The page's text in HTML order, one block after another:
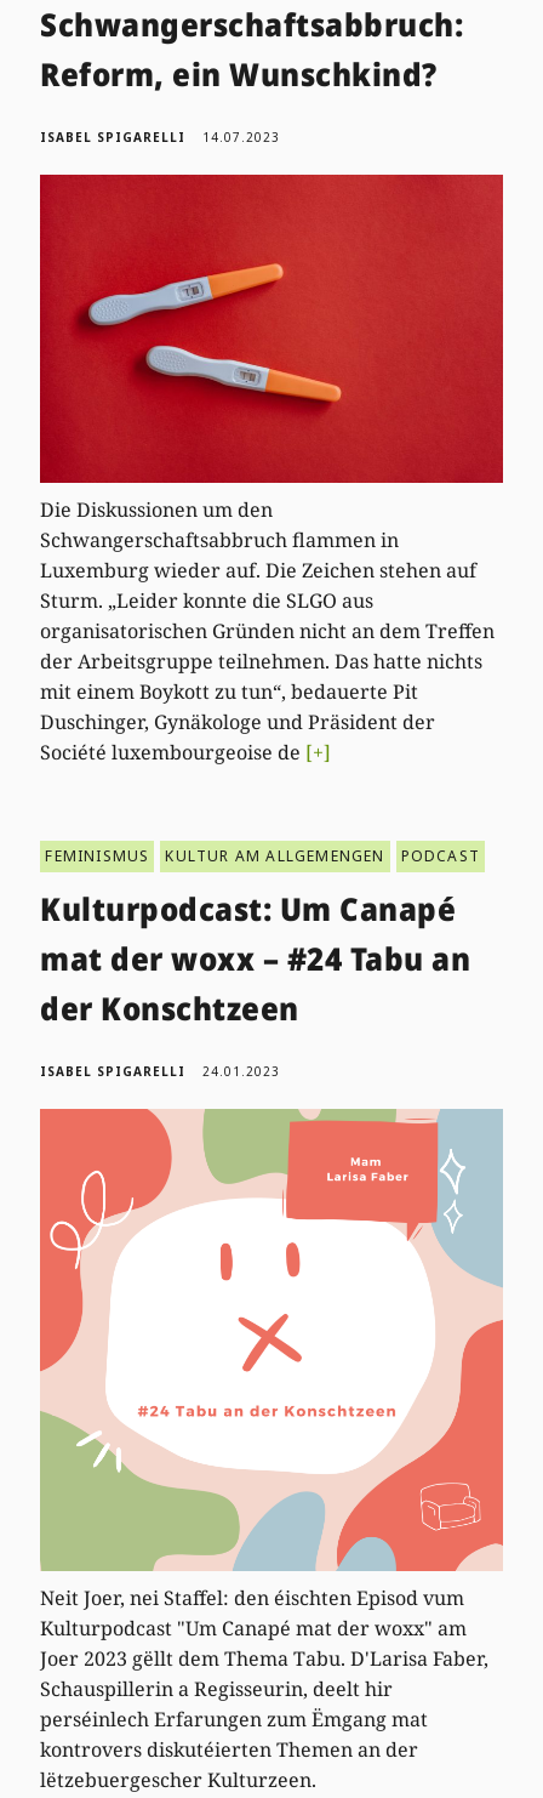
Schwangerschaftsabbruch:
Reform, ein Wunschkind?
ISABEL SPIGARELLI 14.07.2023
Die Diskussionen um den
Schwangerschaftsabbruch flammen in
Luxemburg wieder auf. Die Zeichen stehen auf
Sturm. „Leider konnte die SLGO aus
organisatorischen Gründen nicht an dem Treffen
der Arbeitsgruppe teilnehmen. Das hatte nichts
mit einem Boykott zu tun“, bedauerte Pit
Duschinger, Gynäkologe und Präsident der
Société luxembourgeoise de [+]
FEMINISMUS KULTUR AM ALLGEMENGEN PODCAST
Kulturpodcast: Um Canapé
mat der woxx – #24 Tabu an
der Konschtzeen
ISABEL SPIGARELLI 24.01.2023
Neit Joer, nei Staffel: den éischten Episod vum
Kulturpodcast "Um Canapé mat der woxx" am
Joer 2023 gëllt dem Thema Tabu. D'Larisa Faber,
Schauspillerin a Regisseurin, deelt hir
perséinlech Erfarungen zum Ëmgang mat
kontrovers diskutéierten Themen an der
lëtzebuergescher Kulturzeen.